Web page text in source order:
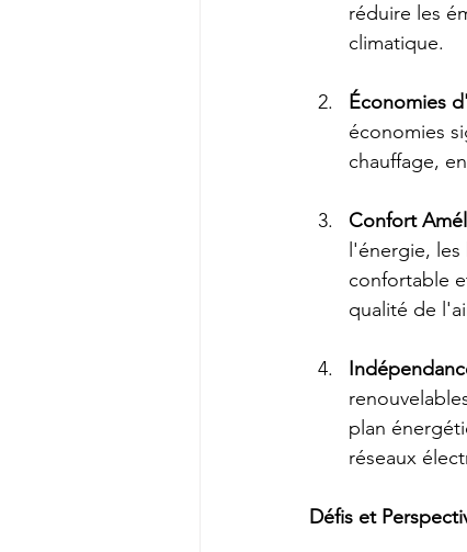
réduire les
climatique.
Économies
économies
chauffage,
Confort
l'énergie,
confortable
qualité de
plan
réseaux
Défis et